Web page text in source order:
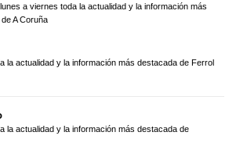
a viernes toda la actualidad y la información más
A Coruña
la actualidad y la información más destacada de Ferrol
la actualidad y la información más destacada de